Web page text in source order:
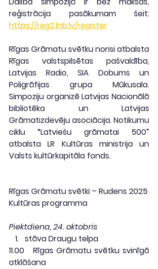
https://reg2.lnb.lv/register
Rīgas Grāmatu svētku norisi atbalsta
Rīgas valstspilsētas pašvaldība,
Latvijas Radio, SIA Dobums un
Poligrāfijas grupa Mūkusala.
Simpoziju organizē Latvijas Nacionālā
bibliotēka un Latvijas
Grāmatizdevēju asociācija. Notikumu
ciklu “Latviešu grāmatai 500”
atbalsta LR Kultūras ministrija un
Valsts kultūrkapitāla fonds.
Rīgas Grāmatu svētki – Rudens 2025
Kultūras programma
Piektdiena, 24. oktobris
stāva Draugu telpa
11.00 Rīgas Grāmatu svētku svinīgā
atklāšana